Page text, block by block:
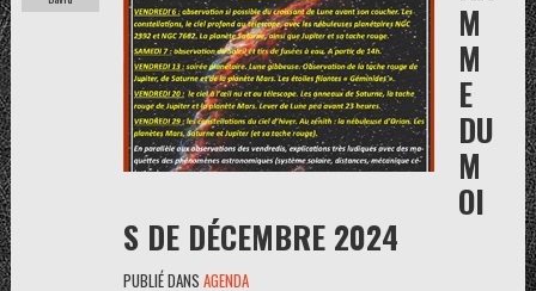
M
M
E
DU
M
OI
S DE DÉCEMBRE 2024
PUBLIÉ DANS AGENDA